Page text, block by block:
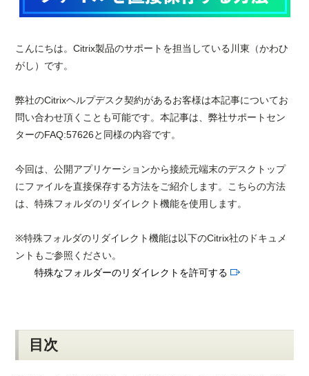
こんにちは。Citrix製品のサポートを担当している川東（かわひ
がし）です。
弊社のCitrixヘルプデスク契約があるお客様は本記事についてお
問い合わせ頂くことも可能です。本記事は、弊社サポートセン
ターのFAQ:57626と同様の内容です。
今回は、公開アプリケーションから接続元端末のデスクトップ
にファイルを直接保存する方法をご紹介します。こちらの方法
は、特殊フォルダのリダイレクト機能を使用します。
※特殊フォルダのリダイレクト機能は以下のCitrix社のドキュメ
ントもご参照ください。
特殊なフォルダーのリダイレクトを許可する
目次